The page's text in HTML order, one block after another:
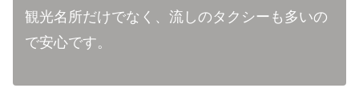
観光名所だけでなく、流しのタクシーも多いの
で安心です。